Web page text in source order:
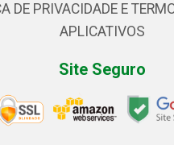
DE PRIVACIDADE E
APLICATIVOS
Site Seguro